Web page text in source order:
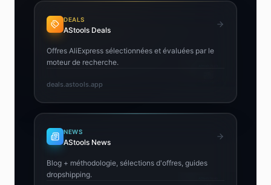
DEALS
AStools Deals
Offres AliExpress sélectionnées et évaluées par le
moteur de recherche.
deals.astools.app
NEWS
AStools News
Blog + méthodologie, sélections d'offres, guides
dropshipping.